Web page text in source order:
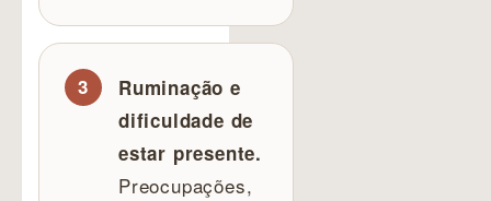
Ruminação e
dificuldade de
estar presente.
Preocupações,